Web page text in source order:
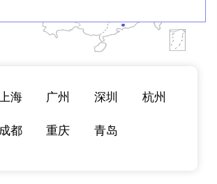
海 广州 深圳 杭州
成都 重庆 青岛